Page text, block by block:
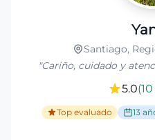
Santiago,
"Cariño, cuidado y
5.0(10
Top evaluado 13